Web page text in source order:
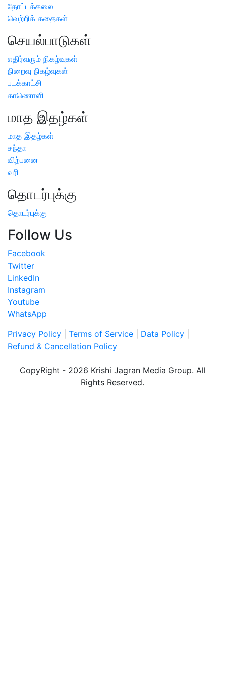
தோட்டக்கலை
வெற்றிக் கதைகள்
செயல்பாடுகள்
எதிர்வரும் நிகழ்வுகள்
நிறைவு நிகழ்வுகள்
படக்காட்சி
காணொளி
மாத இதழ்கள்
மாத இதழ்கள்
சந்தா
விற்பனை
வரி
தொடர்புக்கு
தொடர்புக்கு
Follow Us
Facebook
Twitter
LinkedIn
Instagram
Youtube
WhatsApp
Privacy Policy
Terms of Service Data Policy
Refund & Cancellation Policy
CopyRight - 2026 Krishi Jagran Media Group. All
Rights Reserved.